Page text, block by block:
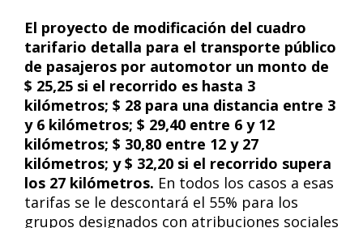
El proyecto de modificación del cuadro
tarifario detalla para el transporte público
de pasajeros por automotor un monto de
$ 25,25 si el recorrido es hasta 3
kilómetros; $ 28 para una distancia entre 3
y 6 kilómetros; $ 29,40 entre 6 y 12
kilómetros; $ 30,80 entre 12 y 27
kilómetros; y $ 32,20 si el recorrido supera
los 27 kilómetros. En todos los casos a esas
tarifas se le descontará el 55% para los
grupos designados con atribuciones sociales